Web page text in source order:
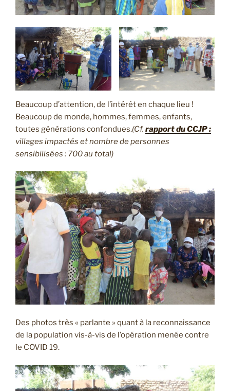
Beaucoup d’attention, de l’intérêt en chaque lieu !
Beaucoup de monde, hommes, femmes, enfants,
toutes générations confondues.(Cf. rapport du CCJP :
villages impactés et nombre de personnes
sensibilisées : 700 au total)
Des photos très « parlante » quant à la reconnaissance
de la population vis-à-vis de l’opération menée contre
le COVID 19.